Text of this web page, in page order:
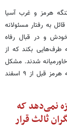
هرمز و غرب آسیا
به رفتار مسئولانه
و در قبال رفاه
بکند که از
خاورمیانه شدند. مشکل
از اقدام تجاوزکارانه آمریکا و رژیم صهیونیستی است. تنگه هرمز قبل از ۹ اسفند
نمی‌دهد که
ثالث قرار